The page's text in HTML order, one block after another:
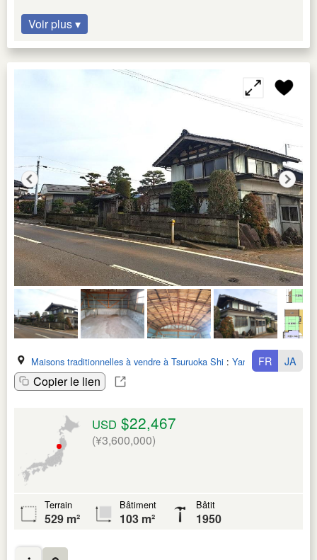
Voir plus ▾
Maisons traditionnelles à vendre à Tsuruoka Shi : Yamagata Ken
Copier le lien
FR JA
USD $22,467
(¥3,600,000)
Terrain
529 m²
Bâtiment
103 m²
Bâtit
1950